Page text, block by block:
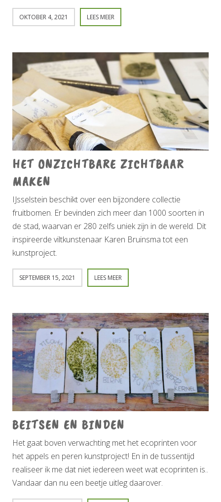
OKTOBER 4, 2021 LEES MEER
HET ONZICHTBARE ZICHTBAAR
MAKEN
IJsselstein beschikt over een bijzondere collectie
fruitbomen. Er bevinden zich meer dan 1000 soorten in
de stad, waarvan er 280 zelfs uniek zijn in de wereld. Dit
inspireerde viltkunstenaar Karen Bruinsma tot een
kunstproject.
SEPTEMBER 15, 2021 LEES MEER
BEITSEN EN BINDEN
Het gaat boven verwachting met het ecoprinten voor
het appels en peren kunstproject! En in de tussentijd
realiseer ik me dat niet iedereen weet wat ecoprinten is..
Vandaar dan nu een beetje uitleg daarover.